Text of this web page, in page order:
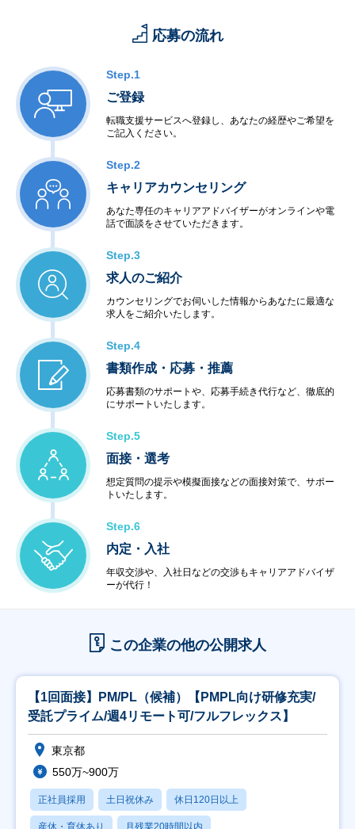
応募の流れ
Step.1
ご登録
転職支援サービスへ登録し、あなたの経歴やご希望を
ご記入ください。
Step.2
キャリアカウンセリング
あなた専任のキャリアアドバイザーがオンラインや電
話で面談をさせていただきます。
Step.3
求人のご紹介
カウンセリングでお伺いした情報からあなたに最適な
求人をご紹介いたします。
Step.4
書類作成・応募・推薦
応募書類のサポートや、応募手続き代行など、徹底的
にサポートいたします。
Step.5
面接・選考
想定質問の提示や模擬面接などの面接対策で、サポー
トいたします。
Step.6
内定・入社
年収交渉や、入社日などの交渉もキャリアアドバイザ
ーが代行！
この企業の他の公開求人
【1回面接】PM/PL（候補）【PMPL向け研修充実/
受託プライム/週4リモート可/フルフレックス】
東京都
550万~900万
正社員採用 土日祝休み 休日120日以上
産休・育休あり 月残業20時間以内